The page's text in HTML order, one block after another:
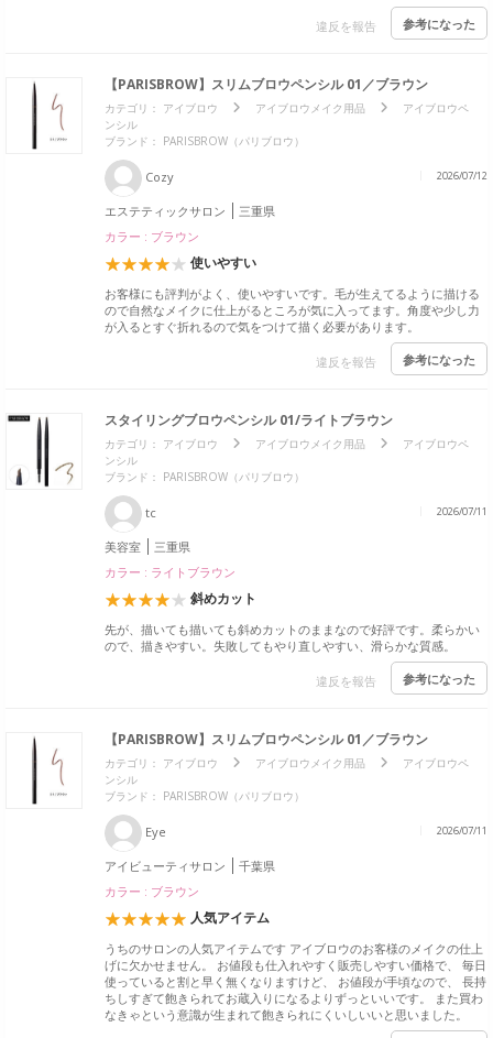
違反を報告 参考になった
【PARISBROW】スリムブロウペンシル 01／ブラウン
カテゴリ： アイブロウ アイブロウメイク用品
アイブロウペ
ンシル
ブランド： PARISBROW（パリブロウ）
Cozy 2026/07/12
エステティックサロン
三重県
カラー : ブラウン
使いやすい
お客様にも評判がよく、使いやすいです。毛が生えてるように描ける
ので自然なメイクに仕上がるところが気に入ってます。角度や少し力
が入るとすぐ折れるので気をつけて描く必要があります。
違反を報告 参考になった
スタイリングブロウペンシル 01/ライトブラウン
カテゴリ： アイブロウ アイブロウメイク用品
アイブロウペ
ンシル
ブランド： PARISBROW（パリブロウ）
tc 2026/07/11
美容室
三重県
カラー : ライトブラウン
斜めカット
先が、描いても描いても斜めカットのままなので好評です。柔らかい
ので、描きやすい。失敗してもやり直しやすい、滑らかな質感。
違反を報告 参考になった
【PARISBROW】スリムブロウペンシル 01／ブラウン
カテゴリ： アイブロウ アイブロウメイク用品
アイブロウペ
ンシル
ブランド： PARISBROW（パリブロウ）
Eye 2026/07/11
アイビューティサロン
千葉県
カラー : ブラウン
人気アイテム
うちのサロンの人気アイテムです アイブロウのお客様のメイクの仕上
げに欠かせません。 お値段も仕入れやすく販売しやすい価格で、 毎日
使っていると割と早く無くなりますけど、 お値段が手頃なので、 長持
ちしすぎて飽きられてお蔵入りになるよりずっといいです。 また買わ
なきゃという意識が生まれて飽きられにくいしいいと思いました。